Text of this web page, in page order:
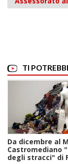
TI
Da dicembre al
Castromediano
degli stracci" di